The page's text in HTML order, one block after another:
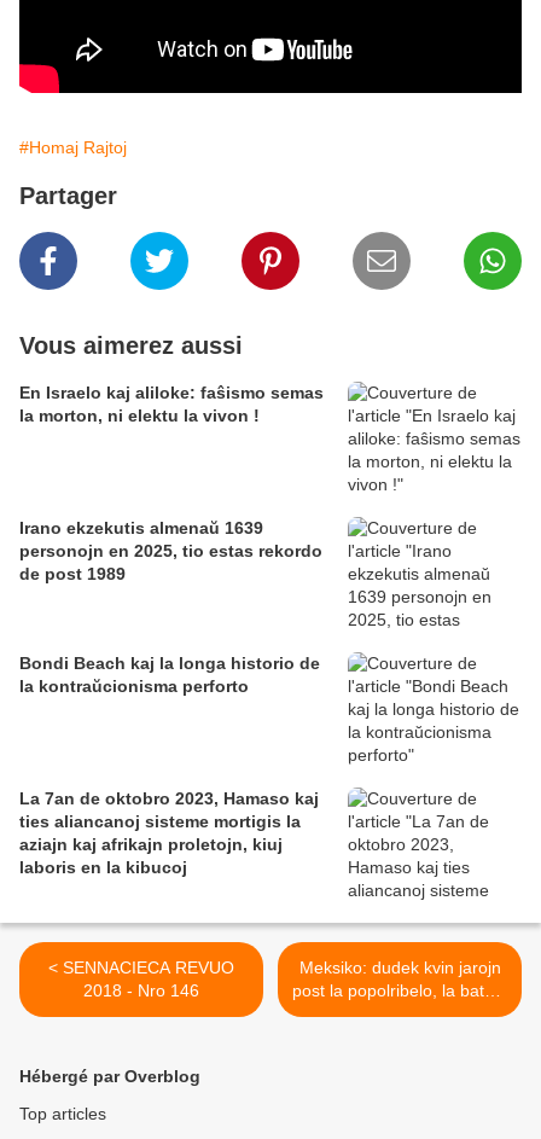
#Homaj Rajtoj
Partager
Vous aimerez aussi
En Israelo kaj aliloke: faŝismo semas
la morton, ni elektu la vivon !
Irano ekzekutis almenaŭ 1639
personojn en 2025, tio estas rekordo
de post 1989
Bondi Beach kaj la longa historio de
la kontraŭcionisma perforto
La 7an de oktobro 2023, Hamaso kaj
ties aliancanoj sisteme mortigis la
aziajn kaj afrikajn proletojn, kiuj
laboris en la kibucoj
< SENNACIECA REVUO
2018 - Nro 146
Meksiko: dudek kvin jarojn
post la popolribelo, la batalo
de la Zapatistoj daŭras >
Hébergé par Overblog
Top articles